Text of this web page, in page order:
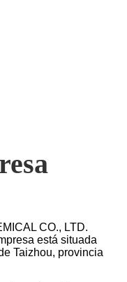
CO., LTD.
está situada
Taizhou, provincia